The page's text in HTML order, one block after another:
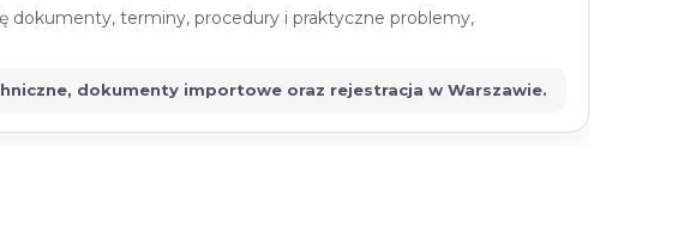
dokumenty, terminy, procedury i praktyczne problemy,
dokumenty importowe oraz rejestracja w Warszawie.